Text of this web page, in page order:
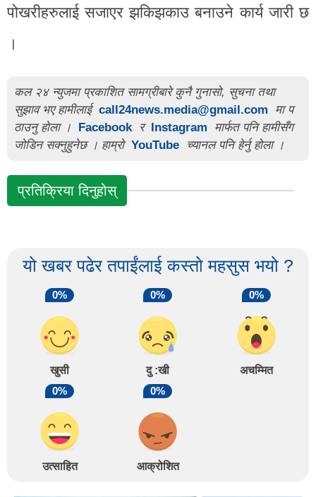
पोखरीहरुलाई सजाएर झकिझकाउ बनाउने कार्य जारी छ
।
कल २४ न्युजमा प्रकाशित सामग्रीबारे कुनै गुनासो, सुचना तथा
सुझाव भए हामीलाई call24news.media@gmail.com
मा प
ठाउनु होला ।
Facebook र Instagram
मार्फत पनि हामीसँग
जोडिन सक्नुहुनेछ । हाम्रो YouTube च्यानल पनि हेर्नु होला ।
प्रतिक्रिया दिनुहोस्
यो खबर पढेर तपाईंलाई कस्तो महसुस भयो ?
0%
खुसी
0%
दु :खी
0%
अचम्मित
0%
उत्साहित
0%
आक्रोशित